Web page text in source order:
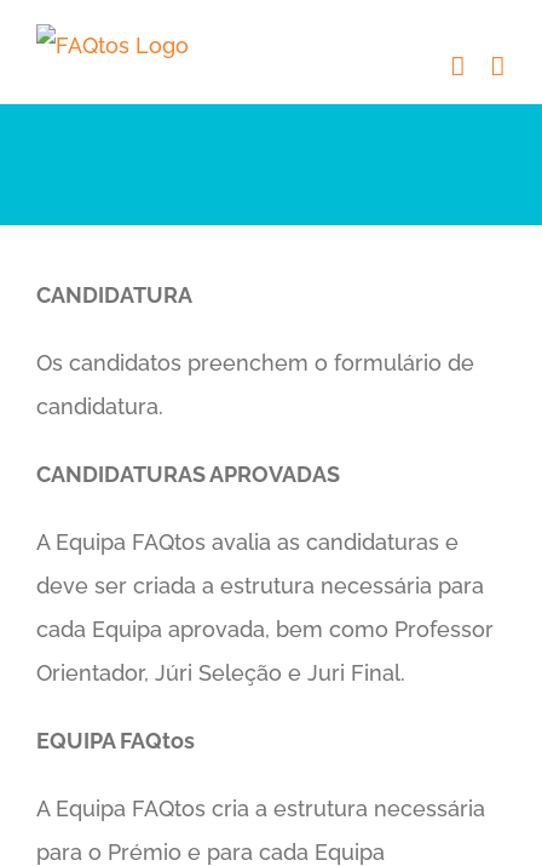
Skip
content
CANDIDATURA
Os candidatos preenchem o formulário de
candidatura.
CANDIDATURAS APROVADAS
A Equipa FAQtos avalia as candidaturas e
deve ser criada a estrutura necessária para
cada Equipa aprovada, bem como Professor
Orientador, Júri Seleção e Juri Final.
EQUIPA FAQtos
A Equipa FAQtos cria a estrutura necessária
para o Prémio e para cada Equipa